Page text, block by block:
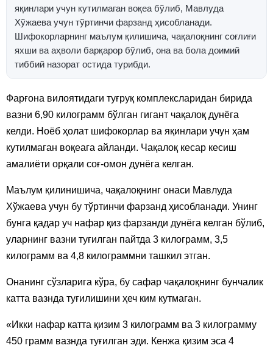
яқинлари учун кутилмаган воқеа бўлиб, Мавлуда
Хўжаева учун тўртинчи фарзанд ҳисобланади.
Шифокорларнинг маълум қилишича, чақалоқнинг соғлиғи
яхши ва аҳволи барқарор бўлиб, она ва бола доимий
тиббий назорат остида турибди.
Фарғона вилоятидаги туғруқ комплексларидан бирида
вазни 6,90 килограмм бўлган гигант чақалоқ дунёга
келди. Ноёб ҳолат шифокорлар ва яқинлари учун ҳам
кутилмаган воқеага айланди. Чақалоқ кесар кесиш
амалиёти орқали соғ-омон дунёга келган.
Маълум қилинишича, чақалоқнинг онаси Мавлуда
Хўжаева учун бу тўртинчи фарзанд ҳисобланади. Унинг
бунга қадар уч нафар қиз фарзанди дунёга келган бўлиб,
уларнинг вазни туғилган пайтда 3 килограмм, 3,5
килограмм ва 4,8 килограммни ташкил этган.
Онанинг сўзларига кўра, бу сафар чақалоқнинг бунчалик
катта вазнда туғилишини ҳеч ким кутмаган.
«Икки нафар катта қизим 3 килограмм ва 3 килограмму
450 грамм вазнда туғилган эди. Кенжа қизим эса 4